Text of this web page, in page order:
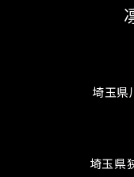
埼玉県
埼玉県